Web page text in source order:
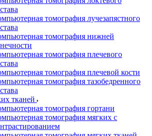
томография лучезапястного
томография нижней
томография плечевого
томография плечевой кости
томография тазобедренного
тканей
томография гортани
томография мягких с